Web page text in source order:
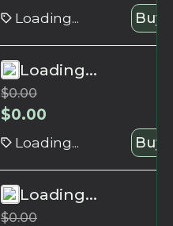
Loading... Buy
Loading...
$0.00
$0.00
Loading... Buy
Loading...
$0.00